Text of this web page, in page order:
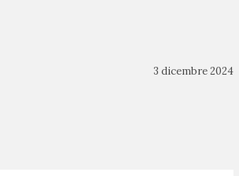
3 dicembre 2024